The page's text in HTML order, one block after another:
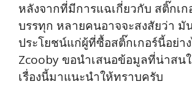
หลังจากที่มีการแฉเกี่ยวกับ สติ๊กเก
บรรทุก หลายคนอาจจะสงสัยว่า มั
ประโยชน์แก่ผู้ที่ซื้อสติ๊กเกอร์นี้อย่า
Zcooby ขอนำเสนอข้อมูลที่น่าสน
เรื่องนี้มาแนะนำให้ทราบครับ